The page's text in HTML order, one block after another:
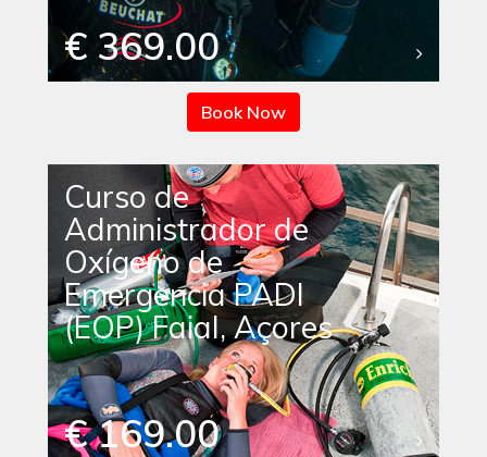
€ 369.00
Book Now
Curso de
Administrador de
Oxígeno de
Emergencia PADI
(EOP) Faial, Açores
€ 169.00